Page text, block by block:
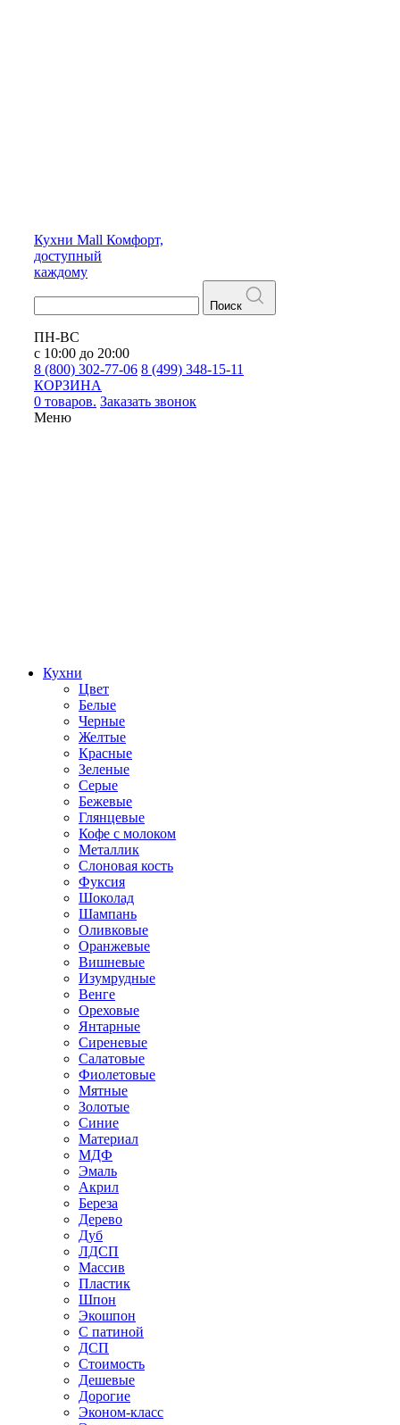
Кухни Mall Комфорт,
доступный
каждому
Поиск
ПН-ВС
с 10:00 до 20:00
8 (800) 302-77-06 8 (499) 348-15-11
КОРЗИНА
0 товаров. Заказать звонок
Меню
Кухни
Цвет
Белые
Черные
Желтые
Красные
Зеленые
Серые
Бежевые
Глянцевые
Кофе с молоком
Металлик
Слоновая кость
Фуксия
Шоколад
Шампань
Оливковые
Оранжевые
Вишневые
Изумрудные
Венге
Ореховые
Янтарные
Сиреневые
Салатовые
Фиолетовые
Мятные
Золотые
Синие
Материал
МДФ
Эмаль
Акрил
Береза
Дерево
Дуб
ЛДСП
Массив
Пластик
Шпон
Экошпон
С патиной
ДСП
Стоимость
Дешевые
Дорогие
Эконом-класс